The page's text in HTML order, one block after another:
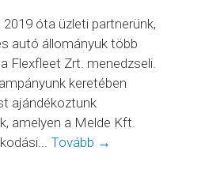
óta üzleti partnerünk,
autó állományuk több
Flexfleet Zrt. menedzseli.
keretében
ajándékoztunk
amelyen a Melde Kft.
Tovább →